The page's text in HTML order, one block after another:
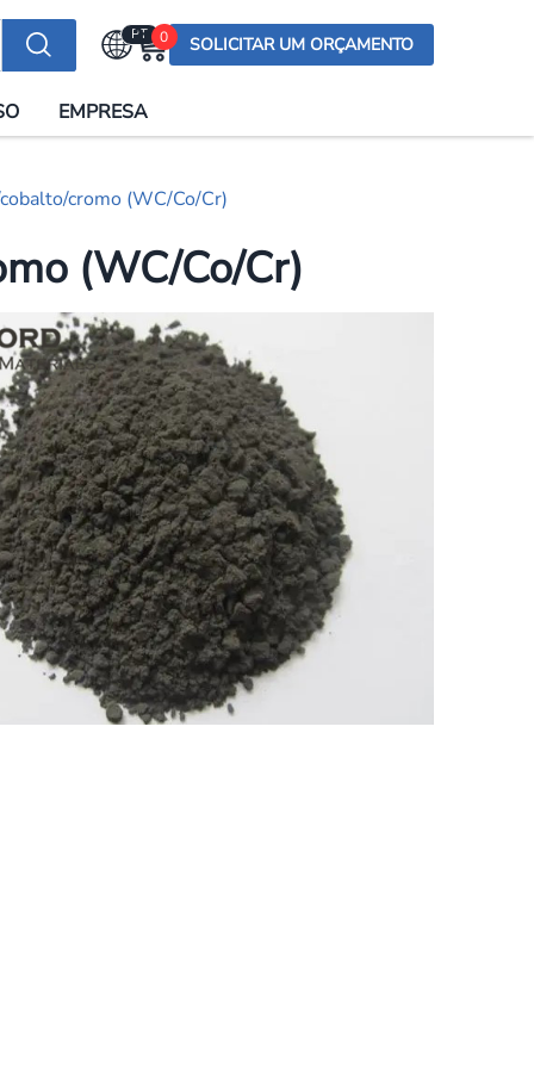
PT
English (US)
Española
Deutsch
Français
Italiano
日本語
Русский
한국어
Português
العربية
Nederland
Polska
Sverige
भारत
0 SOLICITAR UM ORÇAMENTO
EMPRESA
cromo (WC/Co/Cr)
(WC/Co/Cr)